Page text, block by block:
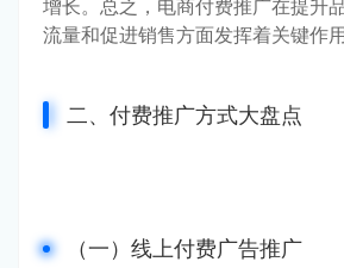
增长。总之，电商付费推广在提升
流量和促进销售方面发挥着关键作用
二、付费推广方式大盘点
（一）线上付费广告推广